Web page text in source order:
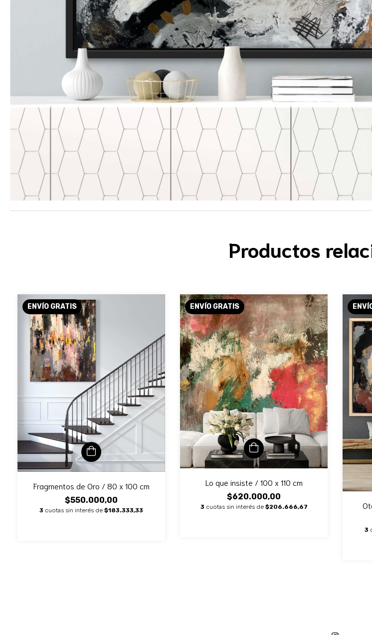
Productos
ENVÍO GRATIS
Fragmentos de Oro / 80 x 100 cm
$550.000,00
3 cuotas sin interés de $183.333,33
ENVÍO GRATIS
Lo que insiste / 100 x 110 cm
$620.000,00
3 cuotas sin interés de $206.666,67
3